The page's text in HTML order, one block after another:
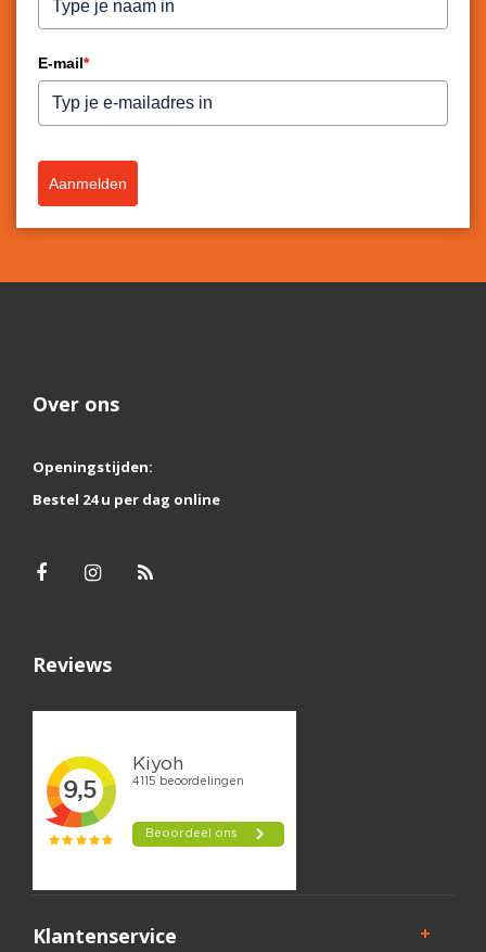
E-mail*
Aanmelden
Over ons
Openingstijden:
Bestel 24 u per dag online
Reviews
Klantenservice